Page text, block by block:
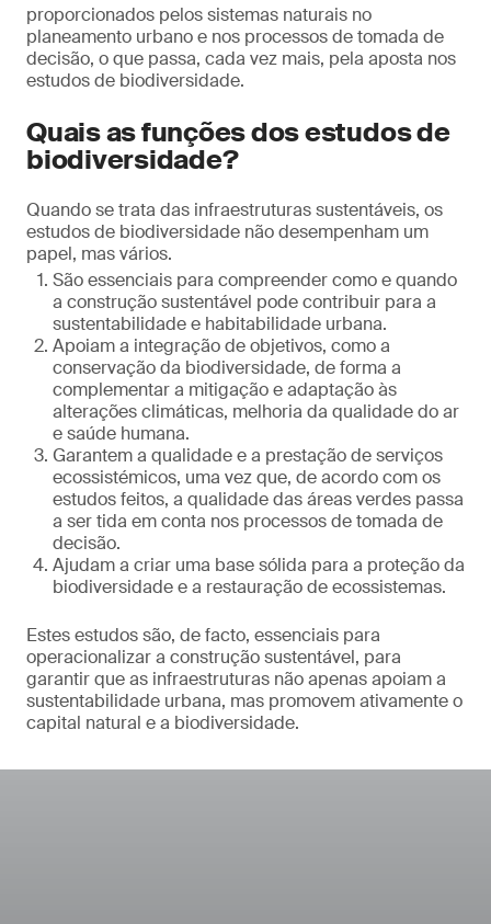
proporcionados pelos sistemas naturais no
planeamento urbano e nos processos de tomada de
decisão, o que passa, cada vez mais, pela aposta nos
estudos de biodiversidade.
Quais as funções dos estudos de
biodiversidade?
Quando se trata das infraestruturas sustentáveis, os
estudos de biodiversidade não desempenham um
papel, mas vários.
São essenciais para compreender como e quando
a construção sustentável pode contribuir para a
sustentabilidade e habitabilidade urbana.
Apoiam a integração de objetivos, como a
conservação da biodiversidade, de forma a
complementar a mitigação e adaptação às
alterações climáticas, melhoria da qualidade do ar
e saúde humana.
Garantem a qualidade e a prestação de serviços
ecossistémicos, uma vez que, de acordo com os
estudos feitos, a qualidade das áreas verdes passa
a ser tida em conta nos processos de tomada de
decisão.
Ajudam a criar uma base sólida para a proteção da
biodiversidade e a restauração de ecossistemas.
Estes estudos são, de facto, essenciais para
operacionalizar a construção sustentável, para
garantir que as infraestruturas não apenas apoiam a
sustentabilidade urbana, mas promovem ativamente o
capital natural e a biodiversidade.